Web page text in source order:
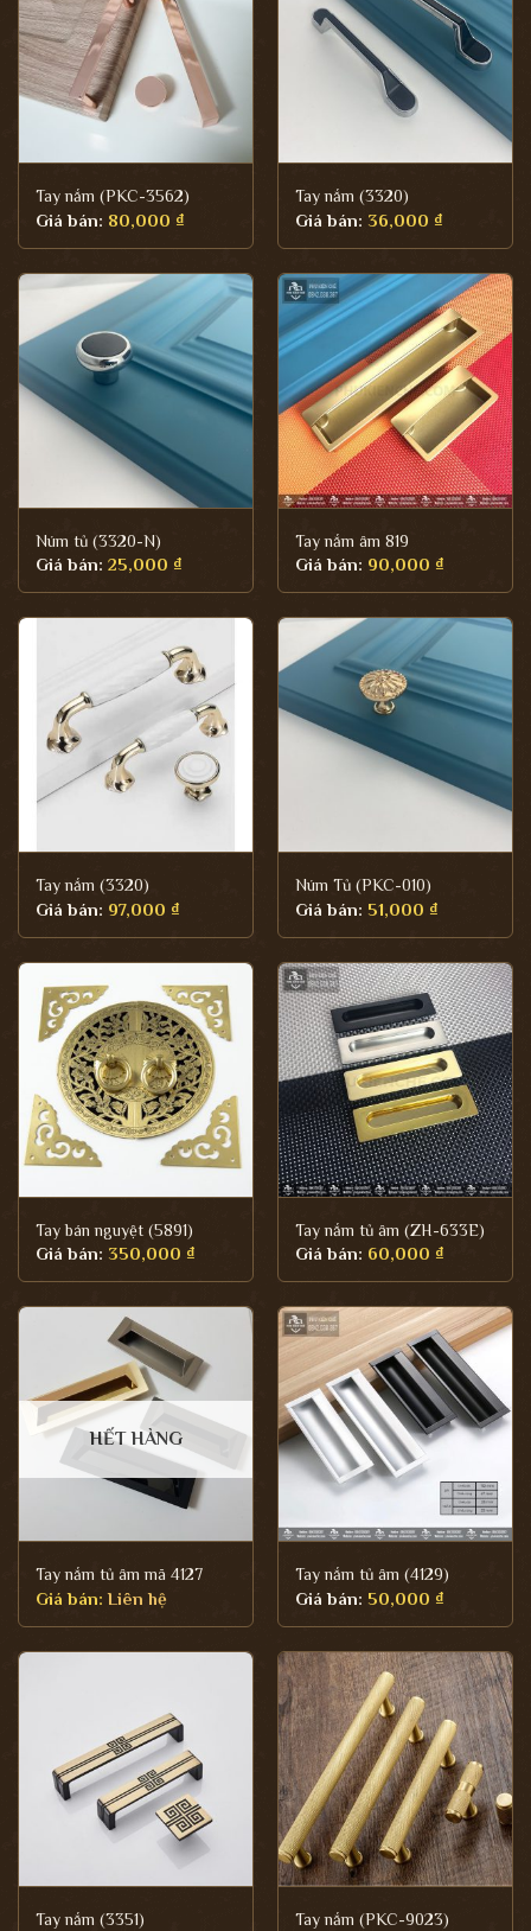
Tay nắm (PKC-3562)
Giá bán: 80,000 ₫
Tay nắm (3320)
Giá bán: 36,000 ₫
Núm tủ (3320-N)
Giá bán: 25,000 ₫
Tay nắm âm 819
Giá bán: 90,000 ₫
Tay nắm (3320)
Giá bán: 97,000 ₫
Núm Tủ (PKC-010)
Giá bán: 51,000 ₫
Tay bán nguyệt (5891)
Giá bán: 350,000 ₫
Tay nắm tủ âm (ZH-633E)
Giá bán: 60,000 ₫
HẾT HÀNG
Tay nắm tủ âm mã 4127
Giá bán:Liên hệ
Tay nắm tủ âm (4129)
Giá bán: 50,000 ₫
Tay nắm (3351) Tay nắm (PKC-9023)